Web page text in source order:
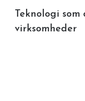
Teknologi
virksomheder